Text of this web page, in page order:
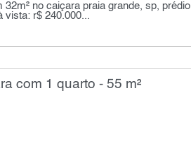
no caiçara praia grande, sp, prédio
r$ 240.000...
com 1 quarto - 55 m²